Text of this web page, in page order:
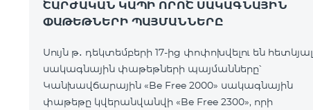
ՇԱՐԺԱԿԱՆ ԿԱՊԻ ՈՐՈՇ ՍԱԿԱԳՆԱՅԻՆ
ՓԱԹԵԹՆԵՐԻ ՊԱՅՄԱՆՆԵՐԸ
Սույն թ․ դեկտեմբերի 17-ից փոփոխվելու են հետևյալ
սակագնային փաթեթների պայմանները՝
Կանխավճարային «Be Free 2000» սակագնային
փաթեթը կվերանվանվի «Be Free 2300», որի